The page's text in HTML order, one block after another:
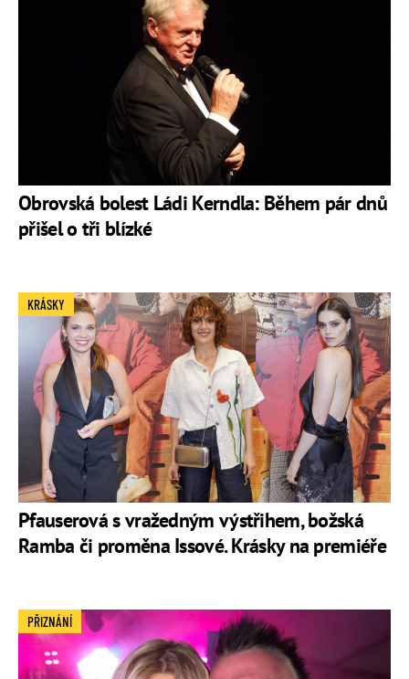
Obrovská bolest Ládi Kerndla: Během pár dnů
přišel o tři blízké
Pfauserová s vražedným výstřihem, božská
Ramba či proměna Issové. Krásky na premiéře
KRÁSKY
PŘIZNÁNÍ